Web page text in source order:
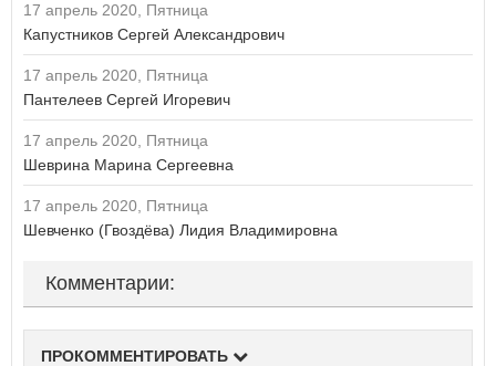
17 апрель 2020, Пятница
Капустников Сергей Александрович
17 апрель 2020, Пятница
Пантелеев Сергей Игоревич
17 апрель 2020, Пятница
Шеврина Марина Сергеевна
17 апрель 2020, Пятница
Шевченко (Гвоздёва) Лидия Владимировна
Комментарии:
ПРОКОММЕНТИРОВАТЬ